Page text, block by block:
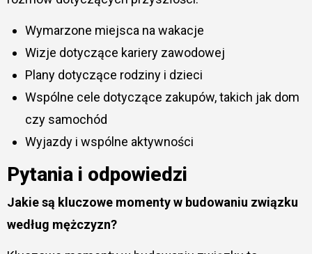
Wymarzone miejsca na wakacje
Wizje dotyczące kariery zawodowej
Plany dotyczące rodziny i dzieci
Wspólne cele dotyczące zakupów, takich jak dom
czy samochód
Wyjazdy i wspólne aktywności
Pytania i odpowiedzi
Jakie są kluczowe momenty w budowaniu związku
według mężczyzn?